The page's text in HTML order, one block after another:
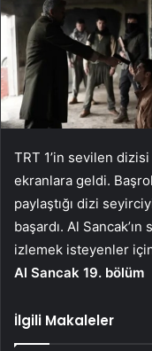
TRT 1’in sevilen
ekranlara geldi.
paylaştığı dizi
başardı. Al
izlemek isteyenler
Al Sancak 19. bölüm
İlgili Makaleler